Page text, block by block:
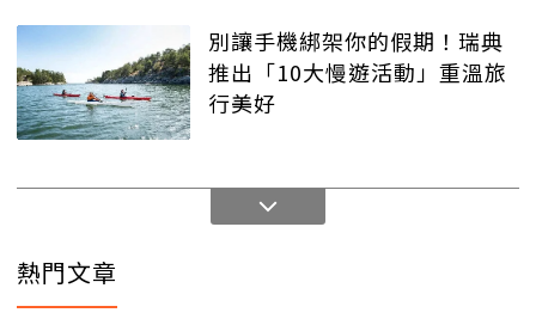
別讓手機綁架你的假期！瑞典
推出「10大慢遊活動」重溫旅
行美好
熱門文章